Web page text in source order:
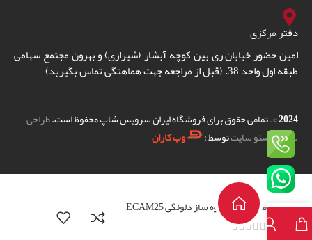
دفتر مرکزی
امین حضور خیابان ری بین کوچه آبشار (شیرازی) و بهرون مجتمع سهامی
طبقه اول واحد 38. (قبل از مراجعه جهت هماهنگی تماس بگیرید)
2024© – تمامی حقوق برای فروشگاه ایران سرویس شاپ محفوظ است.طراحی
سایتوسئو سایتتوسط : وب کاران
مخزن شیر قهوه ساز دلونگی ECAM25